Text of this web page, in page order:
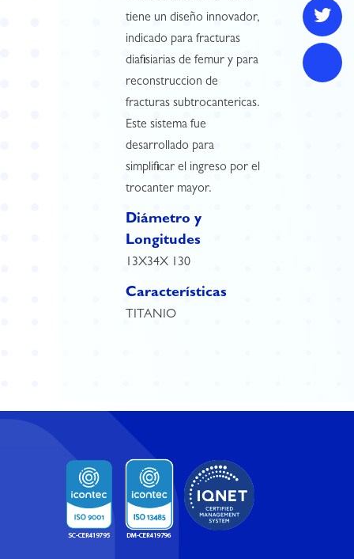
tiene un diseño innovador,
indicado para fracturas
diafisiarias de femur y para
reconstruccion de
fracturas subtrocantericas.
Este sistema fue
desarrollado para
simplificar el ingreso por el
trocanter mayor.
Diámetro y
Longitudes
13X34X 130
Características
TITANIO